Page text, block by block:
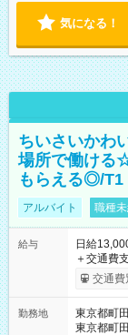
気になる！
ちいさいかわ
場所で働ける
もらえる◎/T1
アルバイト 職種
給与
日給
＋交通費支給 ★交通費全額支給！ ┗案件により
いOK！
ンビニATM
交通費
勤務地
東京都町
東京都町